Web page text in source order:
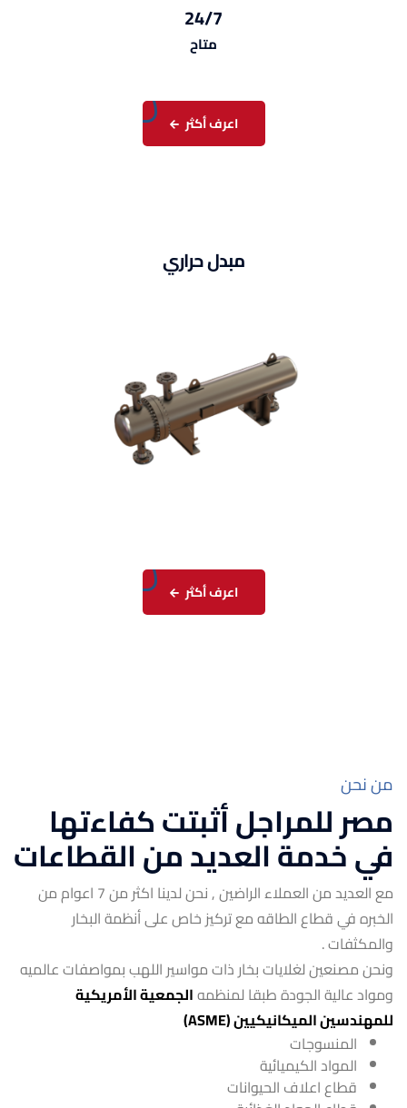
24/7
متاح
اعرف أكثر
مبدل حراري
اعرف أكثر
من نحن
مصر للمراجل أثبتت كفاءتها
في خدمة العديد من القطاعات
مع العديد من العملاء الراضين , نحن لدينا اكثر من 7 اعوام من
الخبره في قطاع الطاقه مع تركيز خاص على أنظمة البخار
والمكثفات .
ونحن مصنعين لغلايات بخار ذات مواسير اللهب بمواصفات عالميه
ومواد عالية الجودة طبقا لمنظمهالجمعية الأمريكية
للمهندسين الميكانيكيين(ASME)
المنسوجات
المواد الكيميائية
قطاع اعلاف الحيوانات